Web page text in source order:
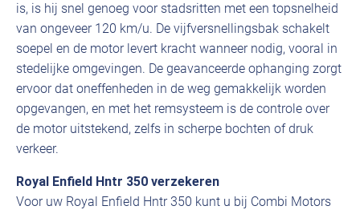
is, is hij snel genoeg voor stadsritten met een topsnelheid
van ongeveer 120 km/u. De vijfversnellingsbak schakelt
soepel en de motor levert kracht wanneer nodig, vooral in
stedelijke omgevingen. De geavanceerde ophanging zorgt
ervoor dat oneffenheden in de weg gemakkelijk worden
opgevangen, en met het remsysteem is de controle over
de motor uitstekend, zelfs in scherpe bochten of druk
verkeer.
Royal Enfield Hntr 350 verzekeren
Voor uw Royal Enfield Hntr 350 kunt u bij Combi Motors